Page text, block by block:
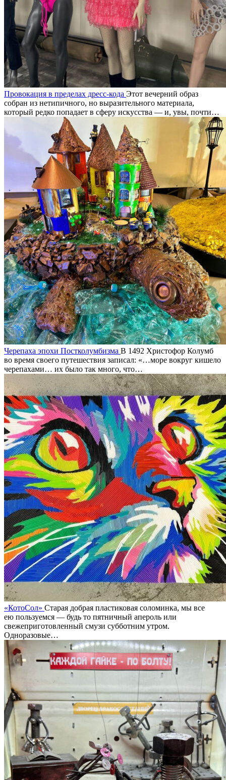
Провокация в пределах дресс-кода Этот вечерний образ
собран из нетипичного, но выразительного материала,
который редко попадает в сферу искусства — и, увы, почти…
Черепаха эпохи Постколумбизма В 1492 Христофор Колумб
во время своего путешествия записал: «…море вокруг кишело
черепахами… их было так много, что…
«КотоCол» Старая добрая пластиковая соломинка, мы все
ею пользуемся — будь то пятничный апероль или
свежеприготовленный смузи субботним утром.
Одноразовые…